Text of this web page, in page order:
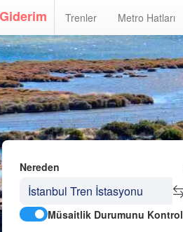
Trenler Metro Hatları
Nereden
Müsaitlik Durumunu